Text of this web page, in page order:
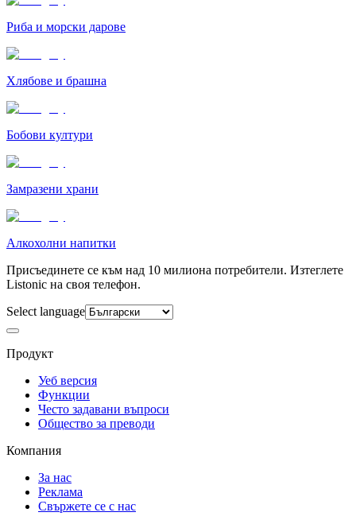
Риба и морски дарове
Хлябове и брашна
Бобови култури
Замразени храни
Алкохолни напитки
Присъединете се към над 10 милиона потребители. Изтеглете
Listonic на своя телефон.
Select language
Продукт
Уеб версия
Функции
Често задавани въпроси
Общество за преводи
Компания
За нас
Реклама
Свържете се с нас